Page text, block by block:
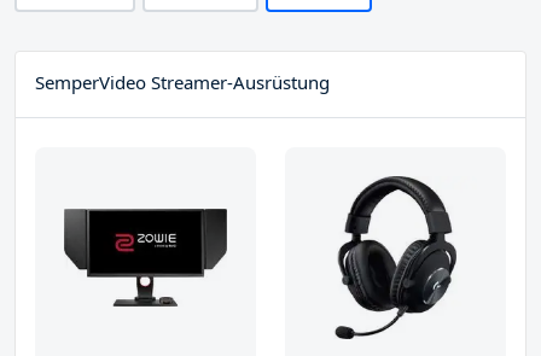
SemperVideo Streamer-Ausrüstung